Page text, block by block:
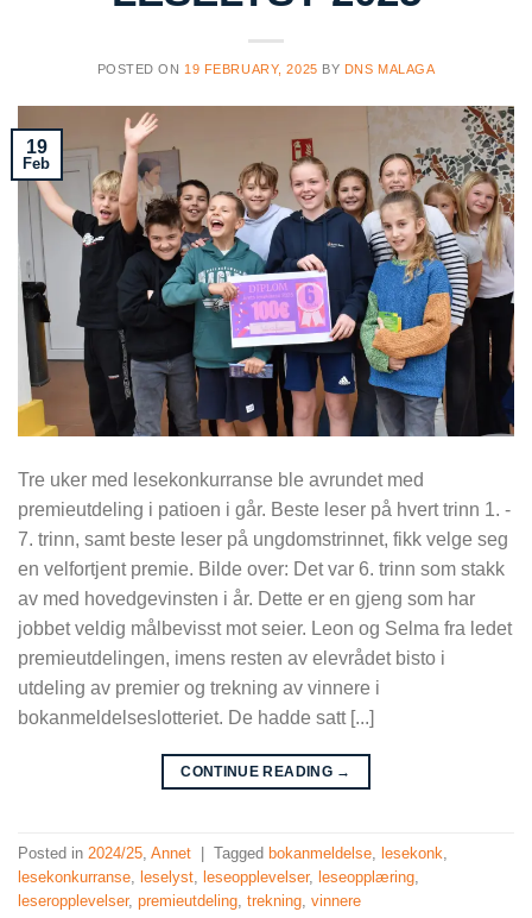
POSTED ON 19 FEBRUARY, 2025 BY DNS MALAGA
19
Feb
Tre uker med lesekonkurranse ble avrundet med
premieutdeling i patioen i går. Beste leser på hvert trinn 1. -
7. trinn, samt beste leser på ungdomstrinnet, fikk velge seg
en velfortjent premie. Bilde over: Det var 6. trinn som stakk
av med hovedgevinsten i år. Dette er en gjeng som har
jobbet veldig målbevisst mot seier. Leon og Selma fra ledet
premieutdelingen, imens resten av elevrådet bisto i
utdeling av premier og trekning av vinnere i
bokanmeldelseslotteriet. De hadde satt [...]
CONTINUE READING →
Posted in 2024/25 Annet Tagged bokanmeldelse lesekonk
lesekonkurranse
leselyst leseopplevelser, leseopplæring
leseropplevelser, premieutdeling trekning vinnere